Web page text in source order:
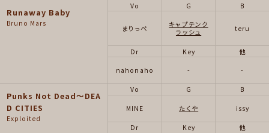
Runaway Baby
Bruno Mars
Vo
まりっぺ
G
キャプテンク
ラッシュ
B
teru
Dr
nahonaho
Key
-
他
-
Punks Not Dead～DEA
D CITIES
Exploited
Vo
MINE
G
たくや
B
issy
Dr Key 他